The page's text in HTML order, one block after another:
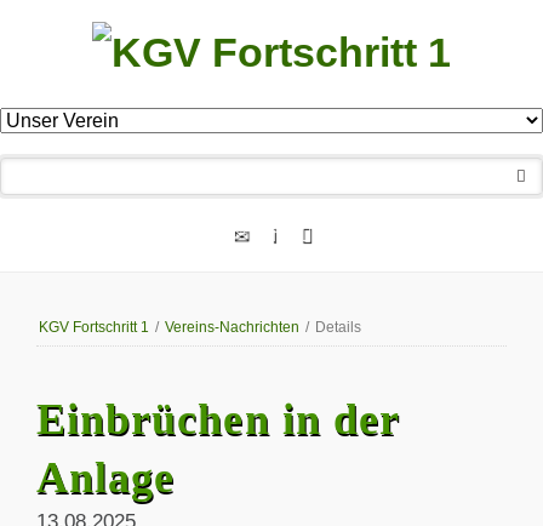
überspringen
KGV Fortschritt 1 / Vereins-Nachrichten / Details
Einbrüchen in der
Anlage